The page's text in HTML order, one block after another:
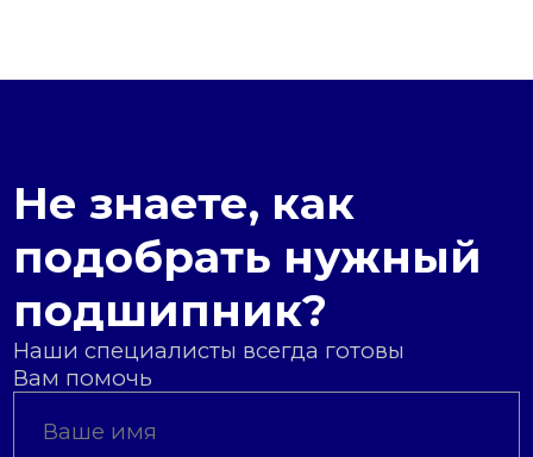
Не знаете, как
подобрать нужный
подшипник?
Наши специалисты всегда готовы
Вам помочь